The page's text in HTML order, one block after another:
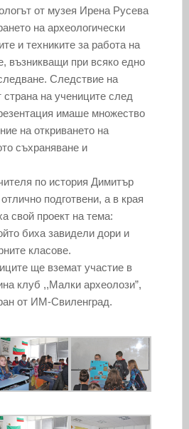
от музея Ирена Русева
на археологически
и техниките за работа на
възникващи при всяко едно
Следствие на
страна на учениците след
имаше множество
на откриването на
съхраняване и
по история Димитър
подготвени, а в края
свой проект на тема:
биха завидели дори и
класове.
ще вземат участие в
клуб ,,Малки археолози”,
от ИМ-Свиленград.